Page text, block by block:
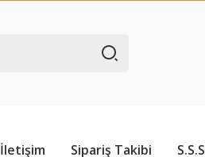
İletişim Sipariş Takibi S.S.S